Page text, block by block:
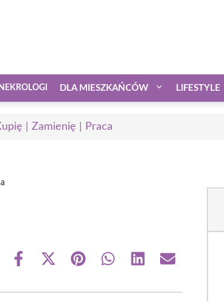
NEKROLOGI DLA MIESZKAŃCÓW LIFESTYLE
| Zamienię | Praca
Share
Share
(Twitter)
Share Share Share Share